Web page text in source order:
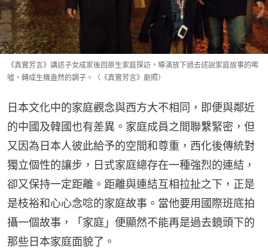
《真實芳言》講述子女成家後回原生家庭探訪，導演放下過去述說家庭故事的唏
噓，轉成生機盎然的調子。（《真實芳言》劇照）
日本文化中的家庭觀念與西方大不相同，即便與鄰近
的中國及韓國也有差異。家庭成員之間聯繫緊密，但
又因為日本人彼此給予的空間和尊重，西化後傳統對
獨立個性的讓步，日式家庭總存在一種強烈的連結，
卻又保持一定距離。距離與連結互相拉扯之下，正是
是枝裕和心心念唸的家庭故事。當他要用國際班底拍
攝一個故事，「家庭」便顯然不能再是過去鏡頭下的
那些日本家庭面貌了。